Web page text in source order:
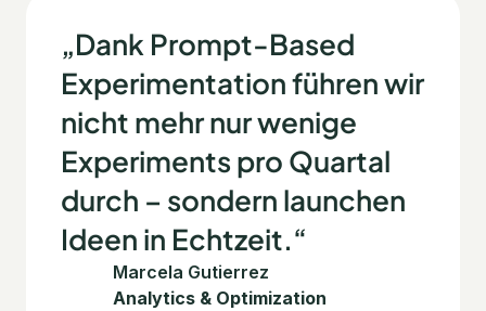
„Dank Prompt-Based
Experimentation führen wir
nicht mehr nur wenige
Experiments pro Quartal
durch – sondern launchen
Ideen in Echtzeit.“
Marcela Gutierrez
Analytics & Optimization